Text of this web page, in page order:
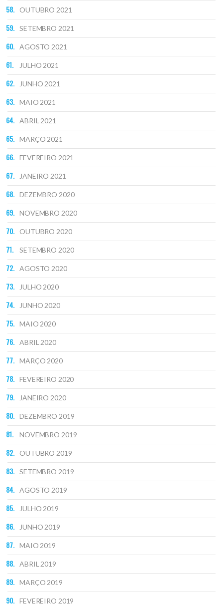
OUTUBRO 2021
SETEMBRO 2021
AGOSTO 2021
JULHO 2021
JUNHO 2021
MAIO 2021
ABRIL 2021
MARÇO 2021
FEVEREIRO 2021
JANEIRO 2021
DEZEMBRO 2020
NOVEMBRO 2020
OUTUBRO 2020
SETEMBRO 2020
AGOSTO 2020
JULHO 2020
JUNHO 2020
MAIO 2020
ABRIL 2020
MARÇO 2020
FEVEREIRO 2020
JANEIRO 2020
DEZEMBRO 2019
NOVEMBRO 2019
OUTUBRO 2019
SETEMBRO 2019
AGOSTO 2019
JULHO 2019
JUNHO 2019
MAIO 2019
ABRIL 2019
MARÇO 2019
FEVEREIRO 2019